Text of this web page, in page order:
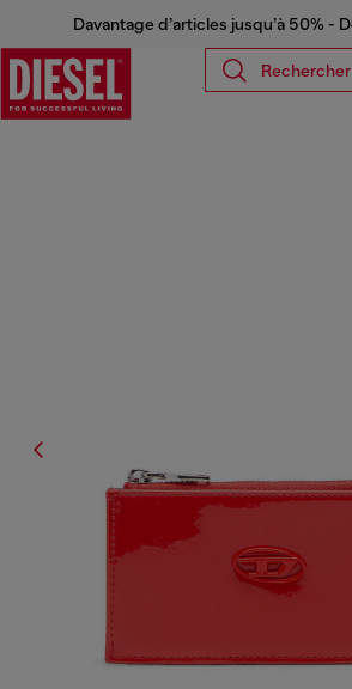
Davantage d’articles jusqu’à 50% -
Rechercher